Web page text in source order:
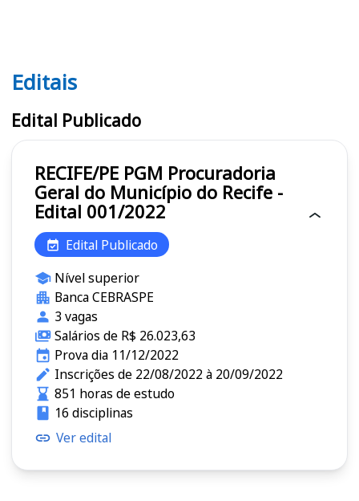
Editais PGM
Editais
Edital Publicado
RECIFE/PE PGM Procuradoria
Geral do Município do Recife -
Edital 001/2022
Edital Publicado
Nível superior
Banca CEBRASPE
3 vagas
Salários de R$ 26.023,63
Prova dia 11/12/2022
Inscrições de 22/08/2022 à 20/09/2022
851 horas de estudo
16 disciplinas
Ver edital